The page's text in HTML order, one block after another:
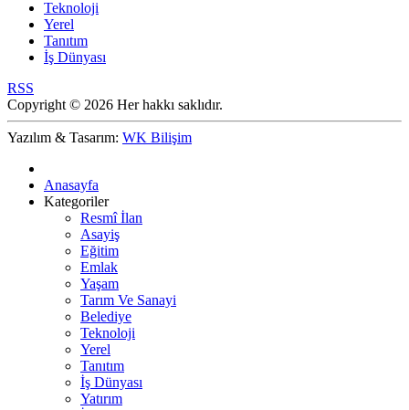
Teknoloji
Yerel
Tanıtım
İş Dünyası
RSS
Copyright © 2026 Her hakkı saklıdır.
Yazılım & Tasarım: WK Bilişim
Anasayfa
Kategoriler
Resmî İlan
Asayiş
Eğitim
Emlak
Yaşam
Tarım Ve Sanayi
Belediye
Teknoloji
Yerel
Tanıtım
İş Dünyası
Yatırım